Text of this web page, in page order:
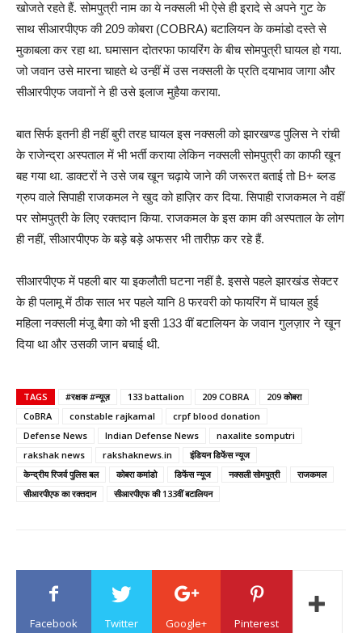
खोजते रहते हैं. सोमपुत्री नाम का ये नक्सली भी ऐसे ही इरादे से अपने गुट के
साथ सीआरपीएफ की 209 कोबरा (COBRA) बटालियन के कमांडो दस्ते से
मुकाबला कर रहा था. घमासान दोतरफा फायरिंग के बीच सोमपुत्री घायल हो गया.
जो जवान उसे मारना चाहते थे उन्हीं में उस नक्सली के प्रति दयाभाव जागा और
सीआरपीएफ जवानों ने ही उसे इलाज मुहैया कराया.
बात सिर्फ इतनी ही नहीं बुरी तरह घायल इस नक्सली को झारखण्ड पुलिस ने रांची
के राजेन्द्रा अस्पताल में भी भर्ती कराया लेकिन नक्सली सोमपुत्री का काफी खून
बह गया था. डाक्टरों ने उसे जब खून चढ़ाये जाने की जरूरत बताई तो B+ ब्लड
ग्रुप वाले सिपाही राजकमल ने खुद को हाज़िर कर दिया. सिपाही राजकमल ने वहीं
पर सोमपुत्री के लिए रक्तदान किया. राजकमल के इस काम की अस्पताल के लोग
ही नहीं, सीआरपीएफ के बड़े बड़े अफसर भी तारीफ़ कर रहे हैं.
सीआरपीएफ में पहली बार या इकलौती घटना नहीं है. इससे पहले झारखंड सेक्टर
के ही पलामू में ठीक साल भर पहले यानि 8 फरवरी को फायरिंग में घायल हुई
महिला नक्सली मंजू बैगा को भी इसी 133 वीं बटालियन के जवान गुलज़ार ने खून
दिया था और उसकी जान बचाई थी.
TAGS #रक्षक #न्यूज़ 133 battalion 209 COBRA
209 कोबरा
CoBRA
constable rajkamal
crpf blood donation
Defense News
Indian Defense News
naxalite somputri
rakshak news
rakshaknews.in
इंडियन डिफेंस न्यूज
केन्द्रीय रिजर्व पुलिस बल
कोबरा कमांडो डिफेंस न्यूज नक्सली सोमपुत्री
राजकमल
सीआरपीएफ का रक्तदान
सीआरपीएफ की 133वीं बटालियन
Facebook Twitter Google+ Pinterest